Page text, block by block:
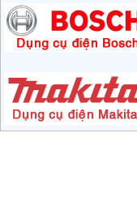
Máy Khoan Bosch
GSB 16RE (750W)
Bộ máy khoan Bosch
GSB 13RE hộp nhựa
100 chi tiết